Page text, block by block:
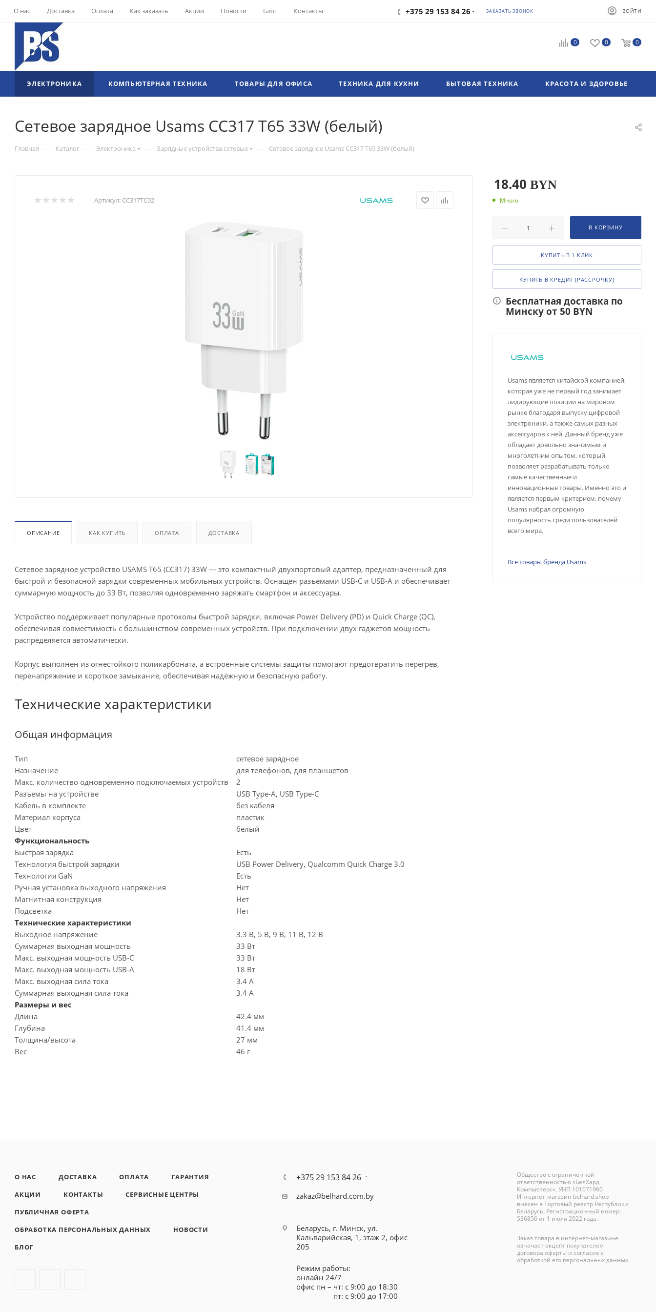
О нас Доставка Оплата Как заказать Акции Новости Блог Контакты +375 29 153 84 26 ЗАКАЗАТЬ ЗВОНОК ВОЙТИ
0 0 0
ЭЛЕКТРОНИКА КОМПЬЮТЕРНАЯ ТЕХНИКА ТОВАРЫ ДЛЯ ОФИСА ТЕХНИКА ДЛЯ КУХНИ БЫТОВАЯ ТЕХНИКА КРАСОТА И ЗДОРОВЬЕ
Сетевое зарядное Usams CC317 T65 33W (белый)
Главная — Каталог — Электроника — Зарядные устройства сетевые — Сетевое зарядное Usams CC317 T65 33W (белый)
Артикул: CC317TC02
ОПИСАНИЕ КАК КУПИТЬ ОПЛАТА ДОСТАВКА
Сетевое зарядное устройство USAMS T65 (CC317) 33W — это компактный двухпортовый адаптер, предназначенный для
быстрой и безопасной зарядки современных мобильных устройств. Оснащён разъёмами USB-C и USB-A и обеспечивает
суммарную мощность до 33 Вт, позволяя одновременно заряжать смартфон и аксессуары.
Устройство поддерживает популярные протоколы быстрой зарядки, включая Power Delivery (PD) и Quick Charge (QC),
обеспечивая совместимость с большинством современных устройств. При подключении двух гаджетов мощность
распределяется автоматически.
Корпус выполнен из огнестойкого поликарбоната, а встроенные системы защиты помогают предотвратить перегрев,
перенапряжение и короткое замыкание, обеспечивая надёжную и безопасную работу.
Технические характеристики
Общая информация
Тип
сетевое зарядное
Назначение
для телефонов, для планшетов
Макс. количество одновременно подключаемых устройств 2
Разъемы на устройстве
USB Type-A, USB Type-C
Кабель в комплекте
без кабеля
Материал корпуса
пластик
Цвет
белый
Функциональность
Быстрая зарядка
Есть
Технология быстрой зарядки
USB Power Delivery, Qualcomm Quick Charge 3.0
Технология GaN
Есть
Ручная установка выходного напряжения
Нет
Магнитная конструкция
Нет
Подсветка
Нет
Технические характеристики
Выходное напряжение
3.3 В, 5 В, 9 В, 11 В, 12 В
Суммарная выходная мощность
33 Вт
Макс. выходная мощность USB-C
33 Вт
Макс. выходная мощность USB-A
18 Вт
Макс. выходная сила тока
3.4 А
Суммарная выходная сила тока
3.4 А
Размеры и вес
Длина
42.4 мм
Глубина
41.4 мм
Толщина/высота
27 мм
Вес
46 г
18.40 BYN
Много
В КОРЗИНУ
КУПИТЬ В 1 КЛИК
КУПИТЬ В КРЕДИТ (РАССРОЧКУ)
Бесплатная доставка по
Минску от 50 BYN
Usams является китайской компанией,
которая уже не первый год занимает
лидирующие позиции на мировом
рынке благодаря выпуску цифровой
электроники, а также самых разных
аксессуаров к ней. Данный бренд уже
обладает довольно значимым и
многолетним опытом, который
позволяет разрабатывать только
самые качественные и
инновационные товары. Именно это и
является первым критерием, почему
Usams набрал огромную
популярность среди пользователей
всего мира.
Все товары бренда Usams
О НАС ДОСТАВКА ОПЛАТА
ГАРАНТИЯ
АКЦИИ
КОНТАКТЫ
СЕРВИСНЫЕ ЦЕНТРЫ
ПУБЛИЧНАЯ ОФЕРТА
ОБРАБОТКА ПЕРСОНАЛЬНЫХ ДАННЫХ
НОВОСТИ
БЛОГ
+375 29 153 84 26
zakaz@belhard.com.by
Беларусь, г. Минск, ул.
Кальварийская, 1, этаж 2, офис
205
Режим работы:
онлайн 24/7
офис пн – чт: с 9:00 до 18:30
пт: с 9:00 до 17:00
Общество с ограниченной
ответственностью «БелХард
Компьютерс», УНП 101071960
Интернет-магазин belhard.shop
внесен в Торговый реестр Республики
Беларусь. Регистрационный номер:
536856 от 1 июля 2022 года.
Заказ товара в интернет-магазине
означает акцепт покупателем
договора оферты и согласие с
обработкой его персональных данных.